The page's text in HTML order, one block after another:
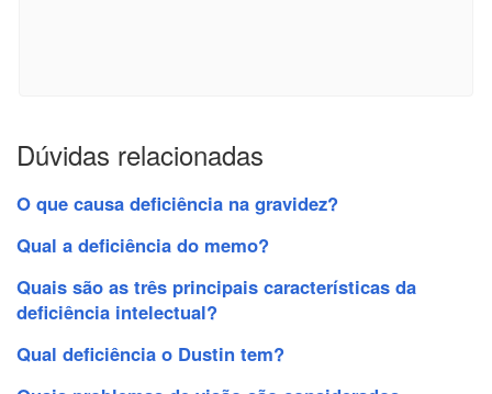
Dúvidas relacionadas
O que causa deficiência na gravidez?
Qual a deficiência do memo?
Quais são as três principais características da
deficiência intelectual?
Qual deficiência o Dustin tem?